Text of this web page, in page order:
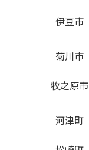
伊豆市
菊川市
牧之原市
河津町